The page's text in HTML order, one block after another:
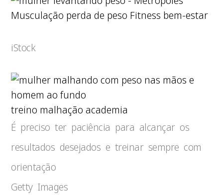
Musculação perda de peso Fitness bem-estar
iStock
treino malhação academia
É preciso ter paciência para alcançar os
resultados desejados e treinar sempre com
orientação
Getty Images